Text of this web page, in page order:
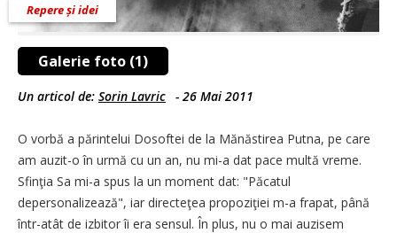
Galerie foto (1)
Repere și idei
Un articol de: Sorin Lavric - 26 Mai 2011
O vorbă a părintelui Dosoftei de la Mănăstirea Putna, pe care
am auzit-o în urmă cu un an, nu mi-a dat pace multă vreme.
Sfinţia Sa mi-a spus la un moment dat: "Păcatul
depersonalizează", iar directeţea propoziţiei m-a frapat, până
într-atât de izbitor îi era sensul. În plus, nu o mai auzisem